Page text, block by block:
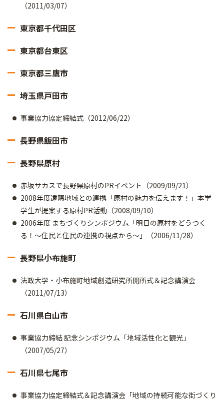
（2011/03/07）
東京都千代田区
東京都台東区
東京都三鷹市
埼玉県戸田市
事業協力協定締結式（2012/06/22）
長野県飯田市
長野県原村
赤坂サカスで長野県原村のPRイベント（2009/09/21）
2008年度遠隔地域との連携「原村の魅力を伝えます！」本学
学生が提案する原村PR活動（2008/09/10）
2006年度 まちづくりシンポジウム「明日の原村をどうつく
る！～住民と住民の連携の視点から～」（2006/11/28）
長野県小布施町
法政大学・小布施町地域創造研究所開所式＆記念講演会
（2011/07/13）
石川県白山市
事業協力締結 記念シンポジウム「地域活性化と観光」
（2007/05/27）
石川県七尾市
事業協力協定締結式＆記念講演会「地域の持続可能な街づくり